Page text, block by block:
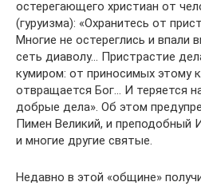
остерегающего христиан от
(гуруизма): «Охранитесь от
Многие не остереглись и впали
сеть диаволу… Пристрастие
кумиром: от приносимых этому
отвращается Бог… И теряется
добрые дела». Об этом
Пимен Великий, и преподобный
и многие другие святые.
Недавно в этой «общине»